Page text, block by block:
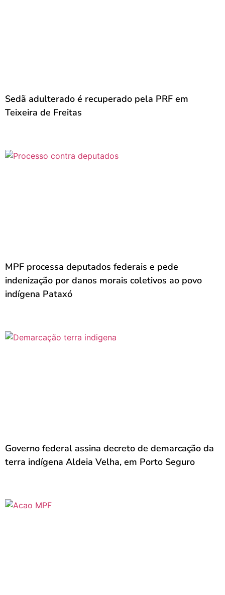
Sedã adulterado é recuperado pela PRF em
Teixeira de Freitas
MPF processa deputados federais e pede
indenização por danos morais coletivos ao povo
indígena Pataxó
Governo federal assina decreto de demarcação da
terra indígena Aldeia Velha, em Porto Seguro